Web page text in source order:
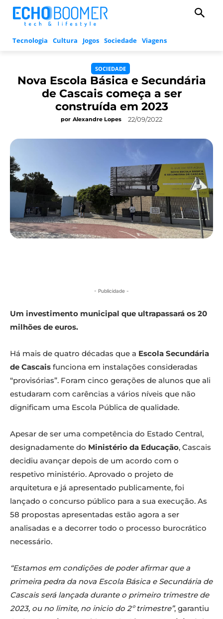
Tecnologia Cultura Jogos Sociedade Viagens
SOCIEDADE
Nova Escola Básica e Secundária
de Cascais começa a ser
construída em 2023
por Alexandre Lopes 22/09/2022
- Publicidade -
Um investimento municipal que ultrapassará os 20
milhões de euros.
Há mais de quatro décadas que a Escola Secundária
de Cascais funciona em instalações consideradas
“provisórias”. Foram cinco gerações de alunos que ali
estudaram com carências a vários níveis que não
dignificam uma Escola Pública de qualidade.
Apesar de ser uma competência do Estado Central,
designadamente do Ministério da Educação, Cascais
decidiu avançar depois de um acordo com o
respetivo ministério. Aprovado o projeto de
arquitetura e já apresentado publicamente, foi
lançado o concurso público para a sua execução. As
58 propostas apresentadas estão agora a ser
analisadas e a decorrer todo o processo burocrático
necessário.
“Estamos em condições de poder afirmar que a
primeira pedra da nova Escola Básica e Secundária de
Cascais será lançada durante o primeiro trimestre de
2023, ou no limite, no inicio do 2º trimestre”, garantiu